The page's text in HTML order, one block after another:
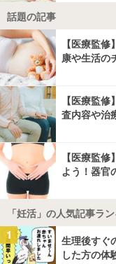
話題の記事
【医療監
康や生活の
【医療監
査内容や治
【医療監
よう！器官
「妊活」の人気記事ラ
1
生理後すぐ
した方の体